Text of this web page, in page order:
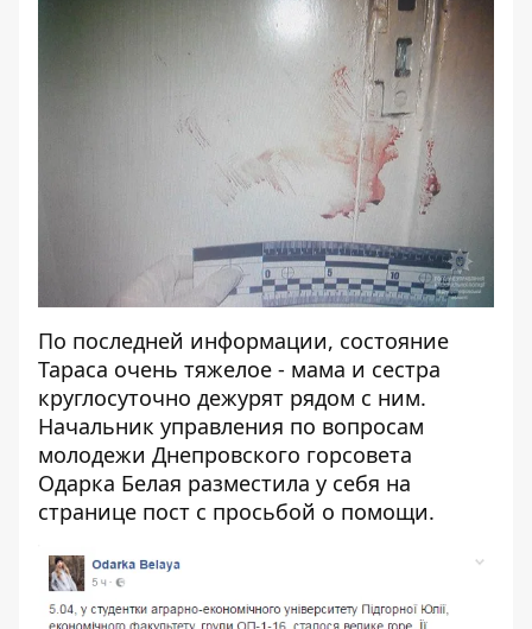
По последней информации, состояние
Тараса очень тяжелое - мама и сестра
круглосуточно дежурят рядом с ним.
Начальник управления по вопросам
молодежи Днепровского горсовета
Одарка Белая разместила у себя на
странице пост с просьбой о помощи.